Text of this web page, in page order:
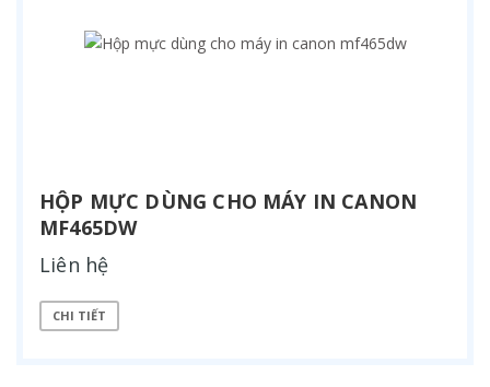
HỘP MỰC DÙNG CHO MÁY IN CANON
MF465DW
Liên hệ
CHI TIẾT